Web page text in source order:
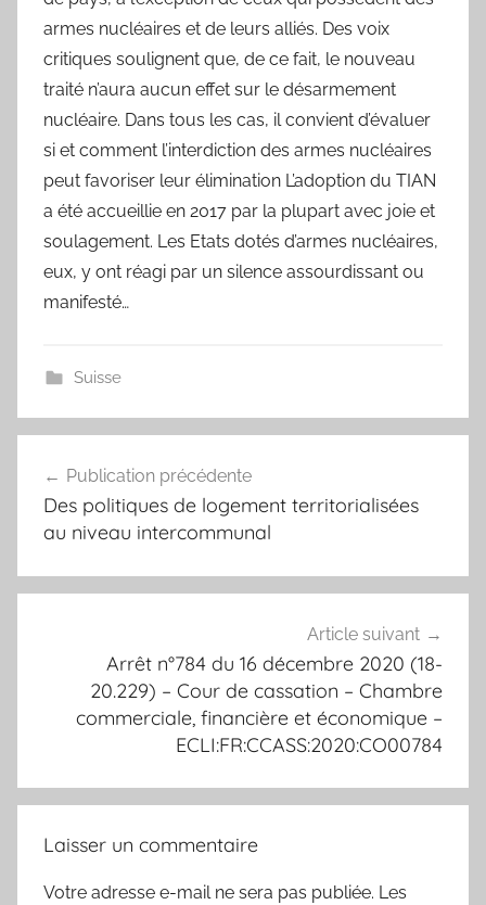
armes nucléaires et de leurs alliés. Des voix
critiques soulignent que, de ce fait, le nouveau
traité n’aura aucun effet sur le désarmement
nucléaire. Dans tous les cas, il convient d’évaluer
si et comment l’interdiction des armes nucléaires
peut favoriser leur élimination L’adoption du TIAN
a été accueillie en 2017 par la plupart avec joie et
soulagement. Les Etats dotés d’armes nucléaires,
eux, y ont réagi par un silence assourdissant ou
manifesté…
Suisse
de
l’article
Publication précédente
Des politiques de logement territorialisées
au niveau intercommunal
Article suivant
Arrêt n°784 du 16 décembre 2020 (18-
20.229) – Cour de cassation – Chambre
commerciale, financière et économique –
ECLI:FR:CCASS:2020:CO00784
Laisser un commentaire
Votre adresse e-mail ne sera pas publiée. Les